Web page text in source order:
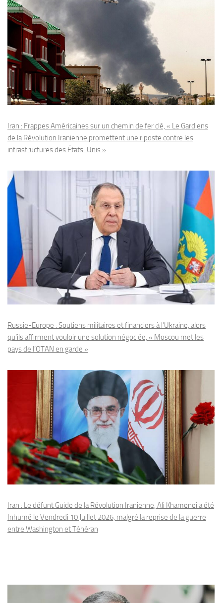
Iran : Frappes Américaines sur un chemin de fer clé, « Le Gardiens
de la Révolution Iranienne promettent une riposte contre les
infrastructures des États-Unis »
Russie-Europe : Soutiens militaires et financiers à l’Ukraine, alors
qu’ils affirment vouloir une solution négociée, « Moscou met les
pays de l’OTAN en garde »
Iran : Le défunt Guide de la Révolution Iranienne, Ali Khamenei a été
Inhumé le Vendredi 10 Juillet 2026, malgré la reprise de la guerre
entre Washington et Téhéran